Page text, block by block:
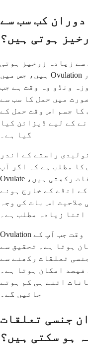
کب سب سے
ہوتی ہیں؟
زیادہ زرخیز ہوتی
ہیں، جس میں Ovulation سے پانچ دن پہلے اور Ovulation کا
ونڈو وہ وقت ہے جب
میں حمل کا سب سے
کا جسم اس وقت حمل کے
کے لیے ڈیزائن کیا
گیا ہے۔
راستے کے اندر
کا مطلب ہے کہ اگر آپ
Ovulate ہونے سے کئی دن پہلے جنسی تعلقات رکھتی ہیں،
انڈے کے خارج ہونے
اس بات کی وجہ
اتنا زیادہ مطلب ہے۔
Ovulation کا دن اور اس سے ایک دن پہلے کا وقت جب آپ کے
ہوتا ہے۔ تحقیق سے
تعلقات رکھنے سے
آپ کو حمل کا تقریباً 30 فیصد امکان ہوتا ہے۔ Ovulation
اتنے ہی کم ہوتے
جائیں گے۔
جنسی تعلقات
ہو سکتی ہیں؟